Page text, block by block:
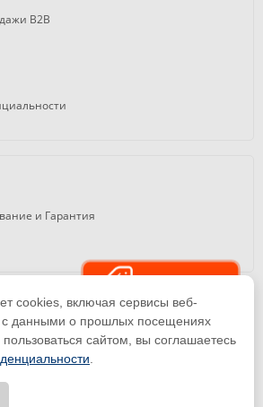
B2B
и Гарантия
Плюс»
до 19:00)
Вэлд Плюс» | ИНН 1650288518 | ОГРН
cookies, включая сервисы веб-
данными о прошлых посещениях
сайтом, вы соглашаетесь